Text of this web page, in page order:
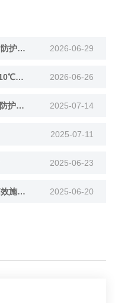
海虹老人555CN氟碳面漆高固含防护面漆 2026-06-29
海虹老人牌环氧漆15570：零下10℃低温固化 2026-06-26
环氧云铁中间漆与普通中间漆的防护差异解析 2025-07-14
2025-07-11
2025-06-23
海虹老人牌快干环氧漆15560,高效施工与长效防··· 2025-06-20